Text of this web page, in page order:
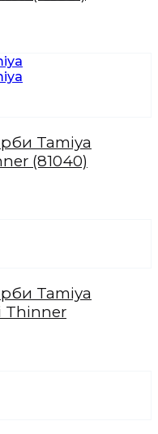
Tamiya
(81040)
Tamiya
Thinner